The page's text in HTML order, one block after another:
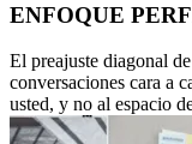
ENFOQUE
El preajuste diagonal
conversaciones cara a
usted, y no al espacio